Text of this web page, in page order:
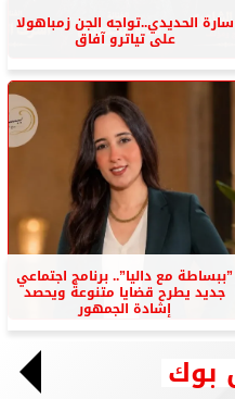
سارة الحديدي..تواجه الجن زمباهولا
على تياترو آفاق
”ببساطة مع داليا”.. برنامج اجتماعي
جديد يطرح قضايا متنوعة ويحصد
إشادة الجمهور
بوك